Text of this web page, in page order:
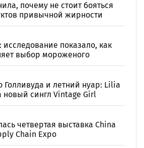
почему не стоит бояться
привычной жирности
исследование показало, как
выбор мороженого
Голливуда и летний нуар: Lilia
новый сингл Vintage Girl
четвертая выставка China
Chain Expo